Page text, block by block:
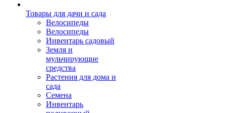
Товары для дачи и сада
Велосипеды
Велосипеды
Инвентарь садовый
Земля и
мульчирующие
средства
Растения для дома и
сада
Семена
Инвентарь